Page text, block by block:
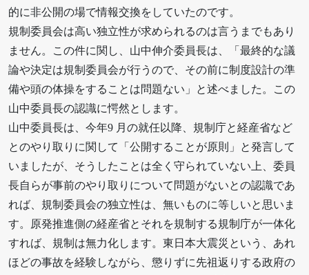
的に非公開の場で情報交換をしていたのです。
規制委員会は高い独立性が求められるのは言うまでもあり
ません。この件に関し、山中伸介委員長は、「最終的な議
論や決定は規制委員会が行うので、その前に制度設計の準
備や頭の体操をすることは問題ない」と述べました。この
山中委員長の認識に愕然とします。
山中委員長は、今年9 月の就任以降、規制庁と経産省など
とのやり取りに関して「公開することが原則」と発言して
いましたが、そうしたことは全く守られていない上、委員
長自らが事前のやり取りについて問題がないとの認識であ
れば、規制委員会の独立性は、無いものに等しいと思いま
す。原発推進側の経産省とそれを規制する規制庁が一体化
すれば、規制は無力化します。東日本大震災という、あれ
ほどの事故を経験しながら、懲りずに先祖返りする政府の